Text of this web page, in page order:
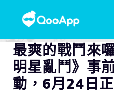
最爽的戰鬥來
明星亂鬥》事
動，6月24日